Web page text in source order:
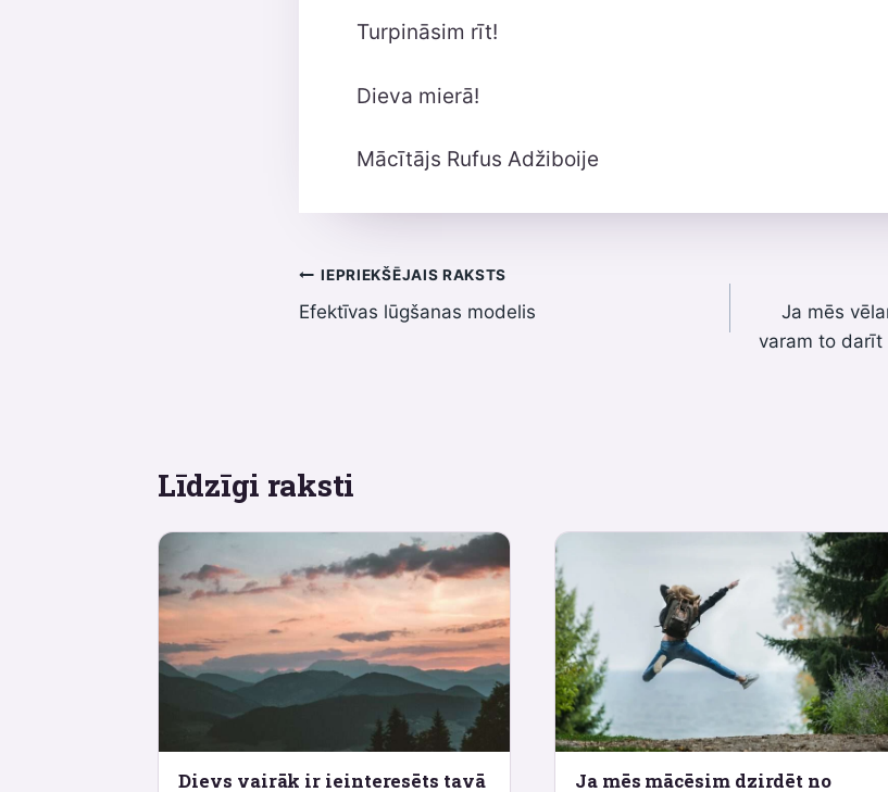
Turpināsim rīt!
Dieva mierā!
Mācītājs Rufus Adžiboije
Ziņu
izvēlne
IEPRIEKŠĒJAIS RAKSTS
Efektīvas lūgšanas modelis
Ja mēs
varam to darīt
Līdzīgi raksti
Dievs vairāk ir ieinteresēts tavā
Ja mēs mācēsim dzirdēt no